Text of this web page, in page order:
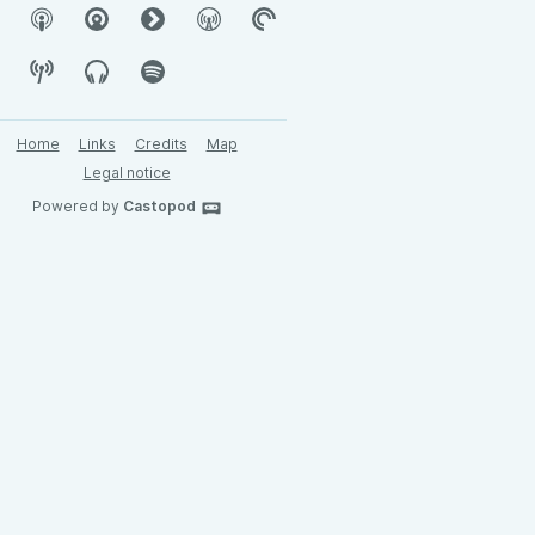
Home Links Credits
Map
Legal notice
Powered by Castopod